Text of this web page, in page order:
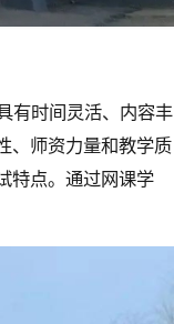
有时间灵活、内容丰
、师资力量和教学质
特点。通过网课学